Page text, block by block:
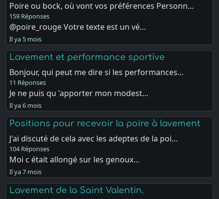
Poire ou bock, où vont vos préférences Personn…
159 Réponses
@poire_rouge Votre texte est un vé…
Il ya 5 mois
Lavement et performance sportive
Bonjour, qui peut me dire si les performances…
11 Réponses
Je ne puis qu 'apporter mon modest…
Il ya 6 mois
Positions pour recevoir la poire à lavement
J'ai discuté de cela avec les adeptes de la poi…
104 Réponses
Moi c était allongé sur les genoux…
Il ya 7 mois
Lavement de la Saint Valentin.